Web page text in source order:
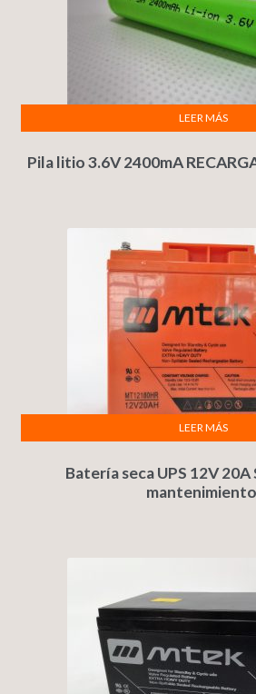
Pila litio 3.6V 2400mA
LEER MÁS
Batería seca UPS 12V
LEER MÁS